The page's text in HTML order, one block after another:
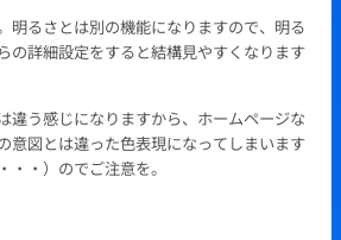
明るさとは別の機能になりますので、明る
の詳細設定をすると結構見やすくなります
違う感じになりますから、ホームページな
意図とは違った色表現になってしまいます
・・）のでご注意を。